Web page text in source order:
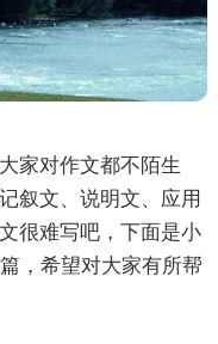
家对作文都不陌生
叙文、说明文、应用
很难写吧，下面是小
，希望对大家有所帮